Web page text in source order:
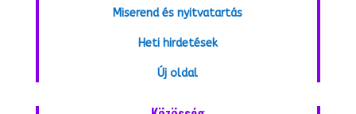
Miserend és nyitvatartás
Heti hirdetések
Új oldal